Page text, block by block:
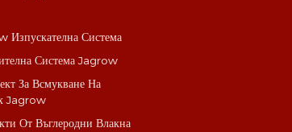
Изпускателна Система
Система Jagrow
За Всмукване На
Jagrow
От Въглеродни Влакна